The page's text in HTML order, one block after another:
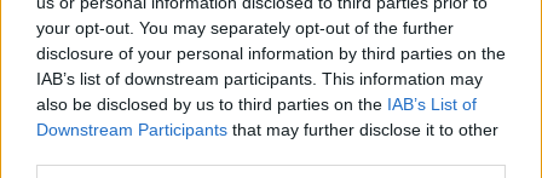
your opt-out. You may separately opt-out of the further
disclosure of your personal information by third parties on the
IAB’s list of downstream participants. This information may
also be disclosed by us to third parties on the IAB’s List of
Downstream Participants that may further disclose it to other